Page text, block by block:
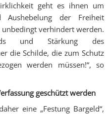
geht es ihnen um
Aushebelung der Freiheit
verhindert werden.
und Stärkung des
die Schilde, die zum Schutz
werden müssen!“, so
geschützt werden
eine „Festung Bargeld“,